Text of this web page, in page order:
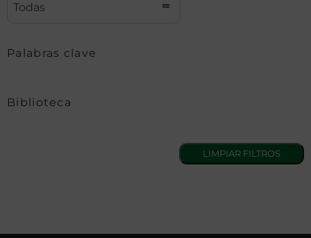
Todas
Palabras clave
Biblioteca